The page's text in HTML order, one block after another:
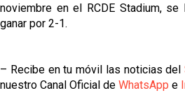
noviembre en el RCDE Stadium,
ganar por 2-1.
– Recibe en tu móvil las noticias del
nuestro Canal Oficial de WhatsApp e